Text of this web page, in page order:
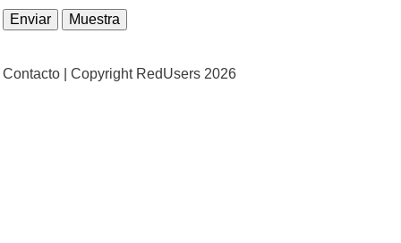
Contacto | Copyright RedUsers 2026